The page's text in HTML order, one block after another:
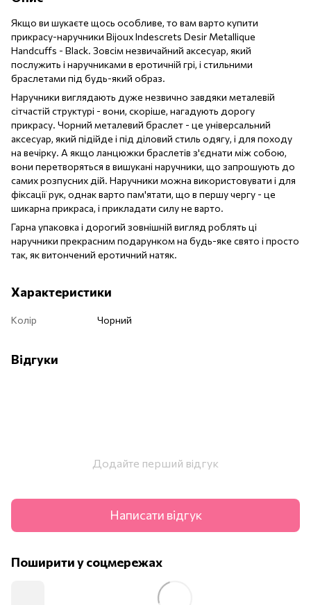
Якщо ви шукаєте щось особливе, то вам варто купити
прикрасу-наручники Bijoux Indescrets Desir Metallique
Handcuffs - Black. Зовсім незвичайний аксесуар, який
послужить і наручниками в еротичній грі, і стильними
браслетами під будь-який образ.
Наручники виглядають дуже незвично завдяки металевій
сітчастій структурі - вони, скоріше, нагадують дорогу
прикрасу. Чорний металевий браслет - це універсальний
аксесуар, який підійде і під діловий стиль одягу, і для походу
на вечірку. А якщо ланцюжки браслетів з'єднати між собою,
вони перетворяться в вишукані наручники, що запрошують до
самих розпусних дій. Наручники можна використовувати і для
фіксації рук, однак варто пам'ятати, що в першу чергу - це
шикарна прикраса, і прикладати силу не варто.
Гарна упаковка і дорогий зовнішній вигляд роблять ці
наручники прекрасним подарунком на будь-яке свято і просто
так, як витончений еротичний натяк.
Характеристики
Колір Чорний
Відгуки
Додайте перший відгук
Написати відгук
Поширити у соцмережах